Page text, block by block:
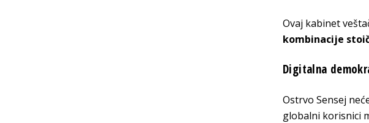
Ovaj kabinet
kombinacije
Digitalna
Ostrvo Sensej
globalni korisnici